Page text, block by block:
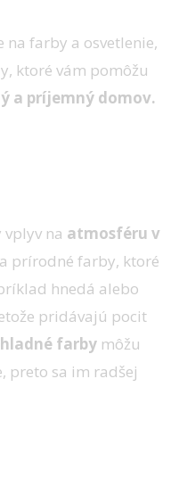
na farby a osvetlenie,
ktoré vám pomôžu
a príjemný domov.
vplyv na atmosféru v
prírodné farby, ktoré
hnedá alebo
pridávajú pocit
farby môžu
preto sa im radšej